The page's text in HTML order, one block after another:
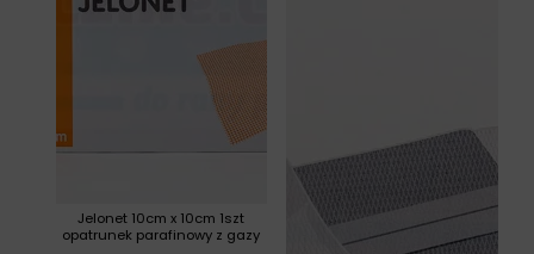
Jelonet 10cm x 10cm 1szt
opatrunek parafinowy z gazy